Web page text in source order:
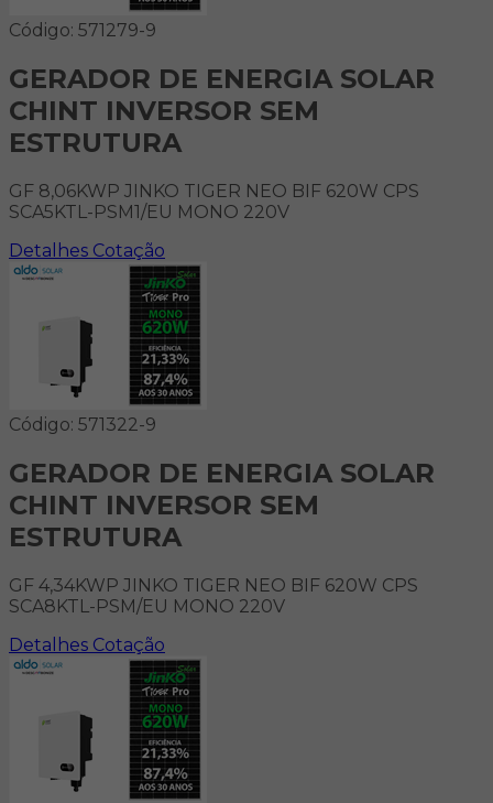
Código: 571279-9
GERADOR DE ENERGIA SOLAR
CHINT INVERSOR SEM
ESTRUTURA
GF 8,06KWP JINKO TIGER NEO BIF 620W CPS
SCA5KTL-PSM1/EU MONO 220V
Detalhes Cotação
Código: 571322-9
GERADOR DE ENERGIA SOLAR
CHINT INVERSOR SEM
ESTRUTURA
GF 4,34KWP JINKO TIGER NEO BIF 620W CPS
SCA8KTL-PSM/EU MONO 220V
Detalhes Cotação